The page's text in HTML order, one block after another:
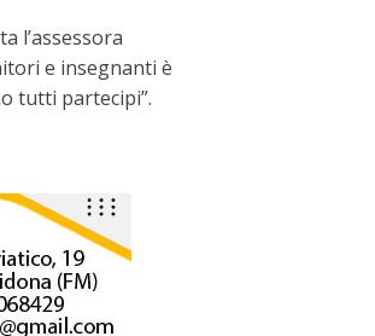
l’assessora
e insegnanti è
tutti partecipi”.